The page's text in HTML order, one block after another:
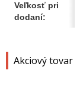
Akciový tovar
Veľkosť pri
dodaní: